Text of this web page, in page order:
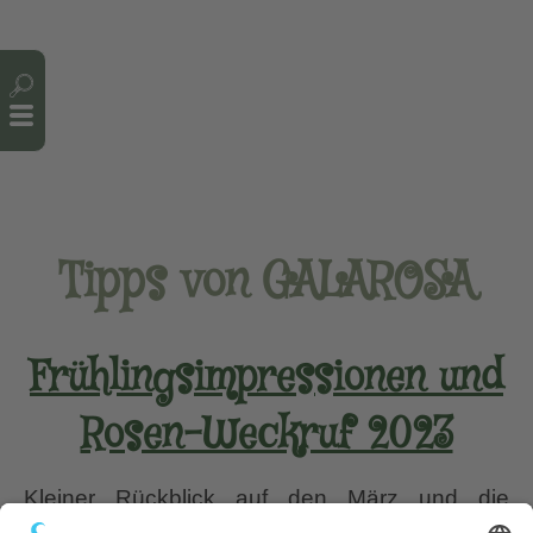
Tipps von GALAROSA
Frühlingsimpressionen und
Rosen-Weckruf 2023
Kleiner Rückblick auf den März und die
Osterwoche 2023 in Wurzerlsgarten. Meist ist